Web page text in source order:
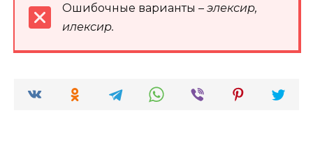
Ошибочные варианты – элексир,
илексир.